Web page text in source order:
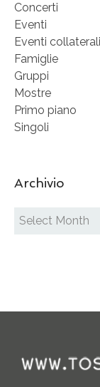
Concerti
Eventi
Eventi collaterali
Famiglie
Gruppi
Mostre
Primo piano
Singoli
Archivio